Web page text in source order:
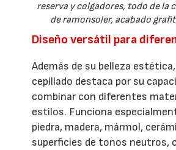
reserva y colgadores, todo de la
de ramonsoler, acabado
Diseño versátil para
Además de su belleza
cepillado destaca por su
combinar con diferentes
estilos. Funciona
piedra, madera, mármol,
superficies de tonos neutros,